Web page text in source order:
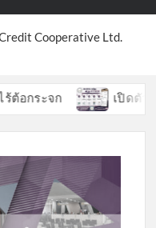
Cooperative Ltd.
กระจก เปิดตัวฟีเจอ